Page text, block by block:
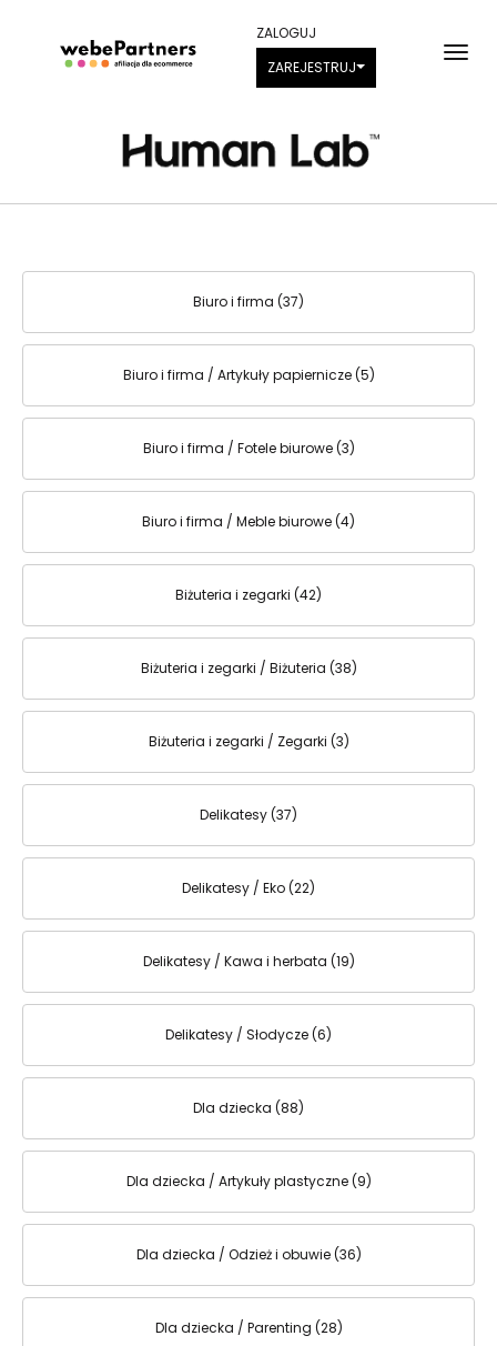
ZALOGUJ
ZAREJESTRUJ
Biuro i firma (37)
Biuro i firma / Artykuły papiernicze (5)
Biuro i firma / Fotele biurowe (3)
Biuro i firma / Meble biurowe (4)
Biżuteria i zegarki (42)
Biżuteria i zegarki / Biżuteria (38)
Biżuteria i zegarki / Zegarki (3)
Delikatesy (37)
Delikatesy / Eko (22)
Delikatesy / Kawa i herbata (19)
Delikatesy / Słodycze (6)
Dla dziecka (88)
Dla dziecka / Artykuły plastyczne (9)
Dla dziecka / Odzież i obuwie (36)
Dla dziecka / Parenting (28)